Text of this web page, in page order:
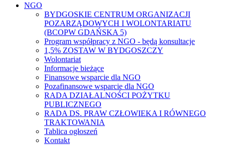
NGO
BYDGOSKIE CENTRUM ORGANIZACJI
POZARZĄDOWYCH I WOLONTARIATU
(BCOPW GDAŃSKA 5)
Program współpracy z NGO - będą konsultacje
1,5% ZOSTAW W BYDGOSZCZY
Wolontariat
Informacje bieżące
Finansowe wsparcie dla NGO
Pozafinansowe wsparcie dla NGO
RADA DZIAŁALNOŚCI POŻYTKU
PUBLICZNEGO
RADA DS. PRAW CZŁOWIEKA I RÓWNEGO
TRAKTOWANIA
Tablica ogłoszeń
Kontakt